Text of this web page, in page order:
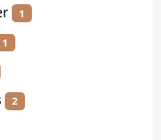
1
1
2